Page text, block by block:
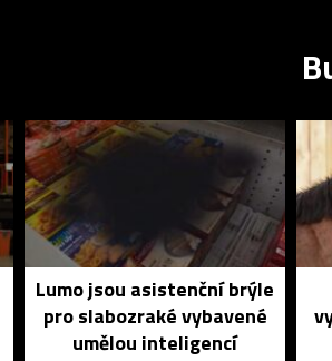
Lumo jsou asistenční brýle
pro slabozraké vybavené
umělou inteligencí